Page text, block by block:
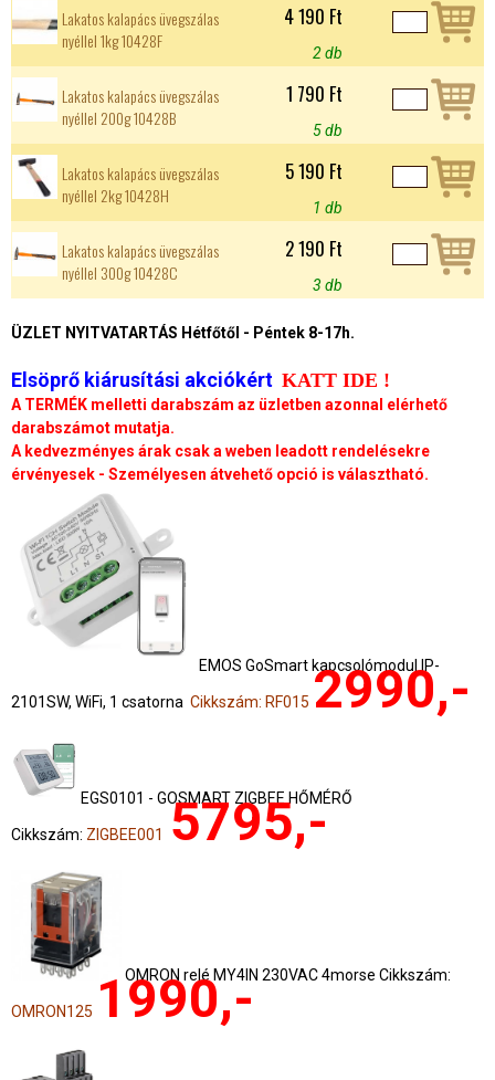
Lakatos kalapács üvegszálas
nyéllel 1kg 10428F
4 190 Ft
2 db
Lakatos kalapács üvegszálas
nyéllel 200g 10428B
1 790 Ft
5 db
Lakatos kalapács üvegszálas
nyéllel 2kg 10428H
5 190 Ft
1 db
Lakatos kalapács üvegszálas
nyéllel 300g 10428C
2 190 Ft
3 db
ÜZLET NYITVATARTÁS Hétfőtől - Péntek 8-17h.
Elsöprő kiárusítási akciókért KATT IDE !
A TERMÉK melletti darabszám az üzletben azonnal elérhető
darabszámot mutatja.
A kedvezményes árak csak a weben leadott rendelésekre
érvényesek - Személyesen átvehető opció is választható.
EMOS GoSmart kapcsolómodul IP-
2101SW, WiFi, 1 csatorna Cikkszám: RF015 2990,-
EGS0101 - GOSMART ZIGBEE HŐMÉRŐ
Cikkszám: ZIGBEE001 5795,-
OMRON relé MY4IN 230VAC 4morse Cikkszám:
OMRON125 1990,-